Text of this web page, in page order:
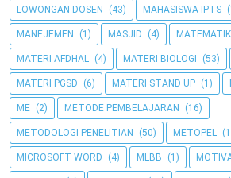
LOWONGAN DOSEN (43) MAHASISWA IPTS
MANEJEMEN (1) MASJID (4)
MATERI AFDHAL (4) MATERI BIOLOGI (53)
MATERI PGSD (6) MATERI STAND UP (1)
ME (2) METODE PEMBELAJARAN (16)
METODOLOGI PENELITIAN (50) METOPEL
MICROSOFT WORD (4) MLBB (1)